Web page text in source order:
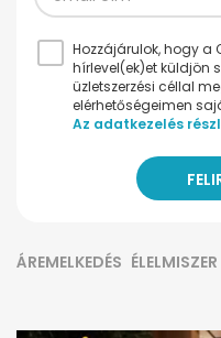
Hozzájárulok, hogy a
hírlevel(ek)et küldjön
üzletszerzési céllal
elérhetőségeimen
Az adatkezelés
ÁREMELKEDÉS ÉLELMISZER